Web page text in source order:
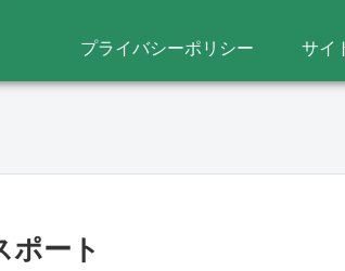
プライバシーポリシー サイ
ポート